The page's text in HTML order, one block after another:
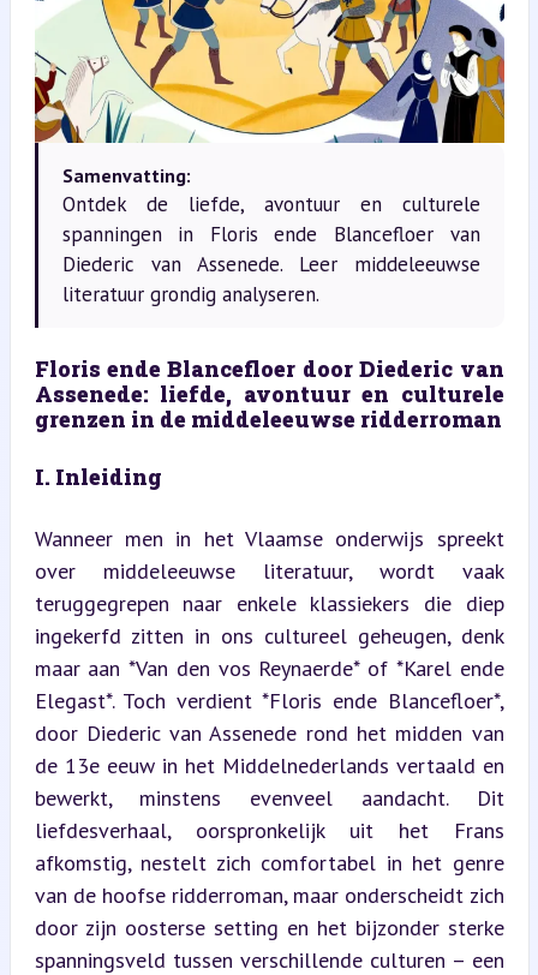
Samenvatting:
Ontdek de liefde, avontuur en culturele
spanningen in Floris ende Blancefloer van
Diederic van Assenede. Leer middeleeuwse
literatuur grondig analyseren.
Floris ende Blancefloer door Diederic van
Assenede: liefde, avontuur en culturele
grenzen in de middeleeuwse ridderroman
I. Inleiding
Wanneer men in het Vlaamse onderwijs spreekt
over middeleeuwse literatuur, wordt vaak
teruggegrepen naar enkele klassiekers die diep
ingekerfd zitten in ons cultureel geheugen, denk
maar aan *Van den vos Reynaerde* of *Karel ende
Elegast*. Toch verdient *Floris ende Blancefloer*,
door Diederic van Assenede rond het midden van
de 13e eeuw in het Middelnederlands vertaald en
bewerkt, minstens evenveel aandacht. Dit
liefdesverhaal, oorspronkelijk uit het Frans
afkomstig, nestelt zich comfortabel in het genre
van de hoofse ridderroman, maar onderscheidt zich
door zijn oosterse setting en het bijzonder sterke
spanningsveld tussen verschillende culturen – een